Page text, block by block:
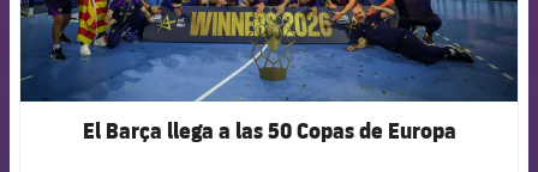
El Barça llega a las 50 Copas de Europa